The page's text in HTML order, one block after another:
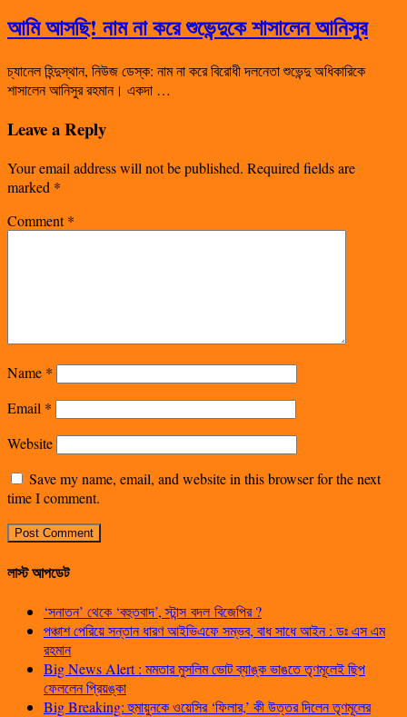
আমি আসছি! নাম না করে শুভেন্দুকে শাসালেন আনিসুর
চ্যানেল হিন্দুস্থান, নিউজ ডেস্ক: নাম না করে বিরোধী দলনেতা শুভেন্দু অধিকারিকে
শাসালেন আনিসুর রহমান। একদা …
Leave a Reply
Your email address will not be published. Required fields are
marked *
Comment*
Name *
Email *
Website
Save my name, email, and website in this browser for the next
time I comment.
লাস্ট আপডেট
‘সনাতন’ থেকে ‘বহুতবাদ’, স্টান্স বদল বিজেপির ?
পঞ্চাশ পেরিয়ে সন্তান ধারণ আইভিএফে সম্ভব, বাধ সাধে আইন : ডঃ এস এম
রহমান
Big News Alert : মমতার মুসলিম ভোট ব্যাঙ্ক ভাঙতে তৃণমূলেই ছিপ
ফেললেন প্রিয়ঙ্কা
Big Breaking: হুমায়ুনকে ওয়েসির ‘ফিলার,’ কী উত্তর দিলেন তৃণমূলের